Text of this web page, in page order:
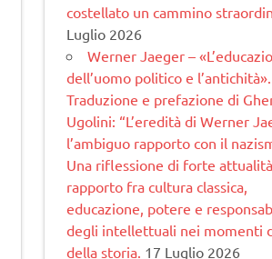
costellato un cammino
Luglio 2026
Werner Jaeger –
dell’uomo politico e l’antichità».
Traduzione e prefazione di
Ugolini: “L’eredità di Werner
l’ambiguo rapporto con il
Una riflessione di forte
rapporto fra cultura classica,
educazione, potere e
degli intellettuali nei momenti
della storia. 17 Luglio 2026